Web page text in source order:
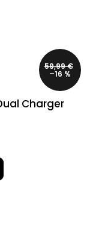
59,99 €
–16 %
Charger